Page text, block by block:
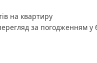
на квартиру
за погодженням у